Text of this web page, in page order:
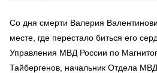
Со дня смерти Валерия
месте, где перестало биться его
Управления МВД России по
Тайбергенов, начальник Отдела